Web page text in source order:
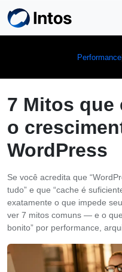
Skip to main content
Performance
7 Mitos que
o
WordPress
Se você acredita que
tudo” e que “cache é
exatamente o que impede
ver 7 mitos comuns — e o
bonito” por performance,